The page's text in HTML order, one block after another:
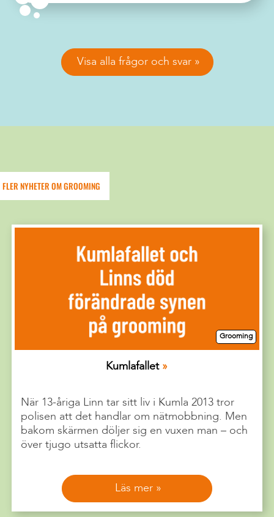
Visa alla frågor och svar
FLER NYHETER OM GROOMING
Grooming
Kumlafallet
När 13-åriga Linn tar sitt liv i Kumla 2013 tror
polisen att det handlar om nätmobbning. Men
bakom skärmen döljer sig en vuxen man – och
över tjugo utsatta flickor.
Läs mer